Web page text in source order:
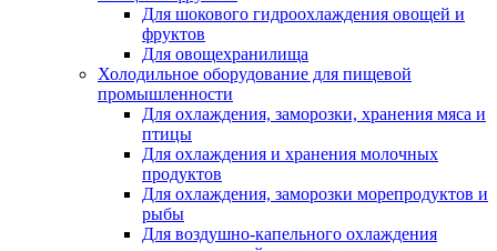
Для шокового гидроохлаждения овощей и
фруктов
Для овощехранилища
Холодильное оборудование для пищевой
промышленности
Для охлаждения, заморозки, хранения мяса и
птицы
Для охлаждения и хранения молочных
продуктов
Для охлаждения, заморозки морепродуктов и
рыбы
Для воздушно-капельного охлаждения